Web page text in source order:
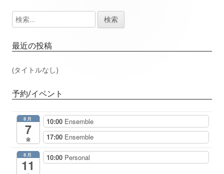
ビ
ゲ
ー
シ
ョ
ン
メ
イ
ン
バ
検
索:
最近の投稿
(タイトルなし)
予約/イベント
8月
7
金
10:00 Ensemble
17:00 Ensemble
8月
11
10:00 Personal